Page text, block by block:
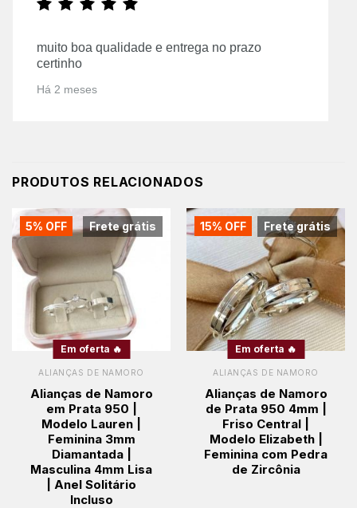
muito boa qualidade e entrega no prazo
certinho
Há 2 meses
PRODUTOS RELACIONADOS
Frete grátis
5% OFF
Em oferta 🔥
ALIANÇAS DE NAMORO
Alianças de Namoro
em Prata 950 |
Modelo Lauren |
Feminina 3mm
Diamantada |
Masculina 4mm Lisa
| Anel Solitário
Incluso
Frete grátis
15% OFF
Em oferta 🔥
ALIANÇAS DE NAMORO
Alianças de Namoro
de Prata 950 4mm |
Friso Central |
Modelo Elizabeth |
Feminina com Pedra
de Zircônia